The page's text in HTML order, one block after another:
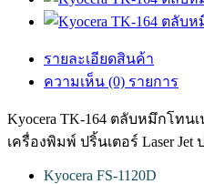
รายละเอียดสินค้า
ความเห็น (0) รายการ
Kyocera TK-164 ตลับหมึกโทน
เครื่องพิมพ์ ปริ้นเตอร์ Laser
Kyocera FS-1120D